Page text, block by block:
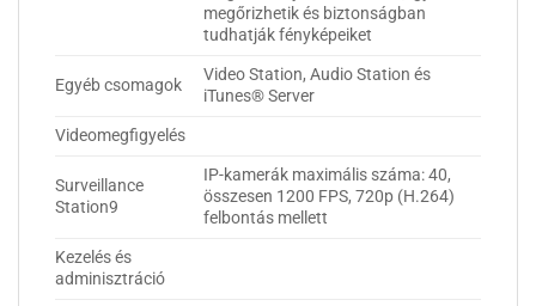
megőrizhetik és biztonságban
tudhatják fényképeiket
Egyéb csomagok
Video Station, Audio Station és
iTunes® Server
Videomegfigyelés
Surveillance
Station9
IP-kamerák maximális száma: 40,
összesen 1200 FPS, 720p (H.264)
felbontás mellett
Kezelés és
adminisztráció